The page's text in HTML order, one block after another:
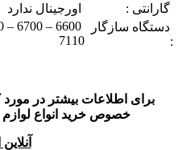
گارانتی :
اورجینال ندارد
دستگاه سازگار
:
7110
برای اطلاعات بیشتر در
خصوص خرید انواع لوازم